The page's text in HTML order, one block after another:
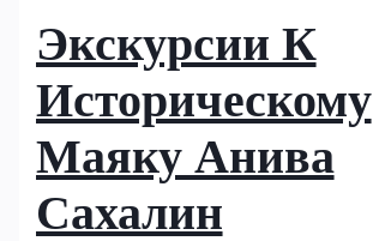
Экскурсии К
Историческому
Маяку Анива
Сахалин